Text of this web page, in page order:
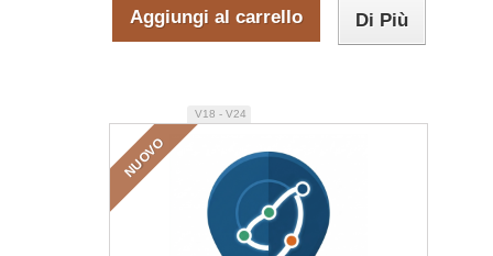
Aggiungi al carrello Di Più
NUOVO
V18 - V24